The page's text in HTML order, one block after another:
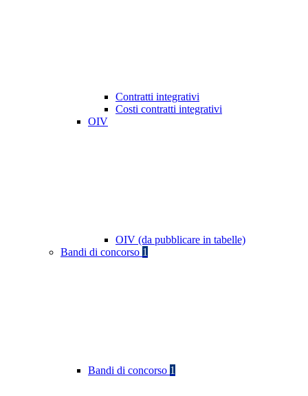
Contratti integrativi
Costi contratti integrativi
OIV
OIV (da pubblicare in tabelle)
Bandi di concorso 1
Bandi di concorso 1